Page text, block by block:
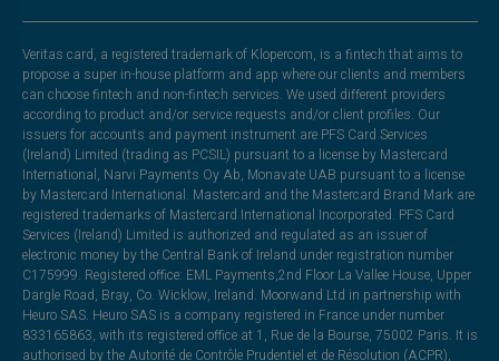
Veritas card, a registered trademark of Klopercom, is a fintech that aims to
propose a super in-house platform and app where our clients and members
can choose fintech and non-fintech services. We used different providers
according to product and/or service requests and/or client profiles. Our
issuers for accounts and payment instrument are PFS Card Services
(Ireland) Limited (trading as PCSIL) pursuant to a license by Mastercard
International, Narvi Payments Oy Ab, Monavate UAB pursuant to a license
by Mastercard International. Mastercard and the Mastercard Brand Mark are
registered trademarks of Mastercard International Incorporated. PFS Card
Services (Ireland) Limited is authorized and regulated as an issuer of
electronic money by the Central Bank of Ireland under registration number
C175999. Registered office: EML Payments,2nd Floor La Vallee House, Upper
Dargle Road, Bray, Co. Wicklow, Ireland. Moorwand Ltd in partnership with
Heuro SAS. Heuro SAS is a company registered in France under number
833165863, with its registered office at 1, Rue de la Bourse, 75002 Paris. It is
authorised by the Autorité de Contrôle Prudentiel et de Résolution (ACPR),